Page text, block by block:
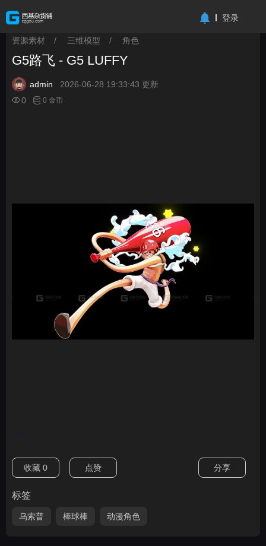
登录
资源素材 / 三维模型 / 角色
G5路飞 - G5 LUFFY
admin
2026-06-28 19:33:43 更新
0
0 金币
收藏 0 点赞 分享
标签
乌索普 棒球棒 动漫角色